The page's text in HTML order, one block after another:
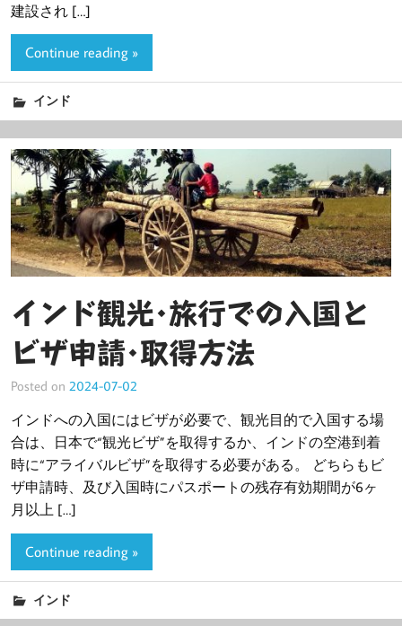
建設され […]
Continue reading »
インド
インド観光･旅行での入国と
ビザ申請･取得方法
Posted on 2024-07-02
インドへの入国にはビザが必要で、観光目的で入国する場
合は、日本で“観光ビザ”を取得するか、インドの空港到着
時に“アライバルビザ”を取得する必要がある。 どちらもビ
ザ申請時、及び入国時にパスポートの残存有効期間が6ヶ
月以上 […]
Continue reading »
インド